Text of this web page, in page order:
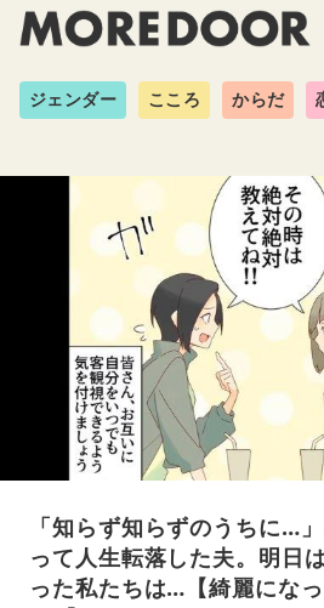
ジェンダー こころ からだ
「知らず知らずのうちに…
って人生転落した夫。明日
った私たちは…【綺麗にな